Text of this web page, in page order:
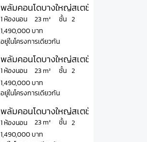
พลัมคอนโดบางใหญ่สเตชั่น เฟส 2 Plum
1 ห้องนอน
1,490,000 บาท
ชั้น
23 m² 2
อยู่ในโครงการเดียวกัน
พลัมคอนโดบางใหญ่สเตชั่น เฟส 2 Plum
1 ห้องนอน
1,490,000 บาท
ชั้น
23 m² 2
อยู่ในโครงการเดียวกัน
พลัมคอนโดบางใหญ่สเตชั่น เฟส 2
1 ห้องนอน
1,490,000 บาท
ชั้น
23 m² 2